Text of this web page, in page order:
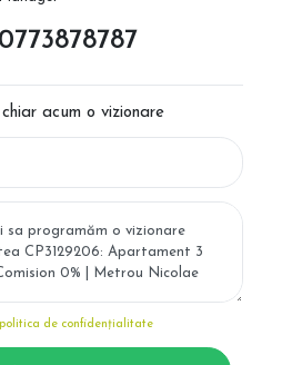
0773878787
acum o vizionare
politica de confidențialitate